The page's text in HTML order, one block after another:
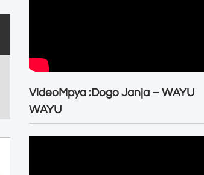
VideoMpya :Dogo Janja – WAYU
WAYU